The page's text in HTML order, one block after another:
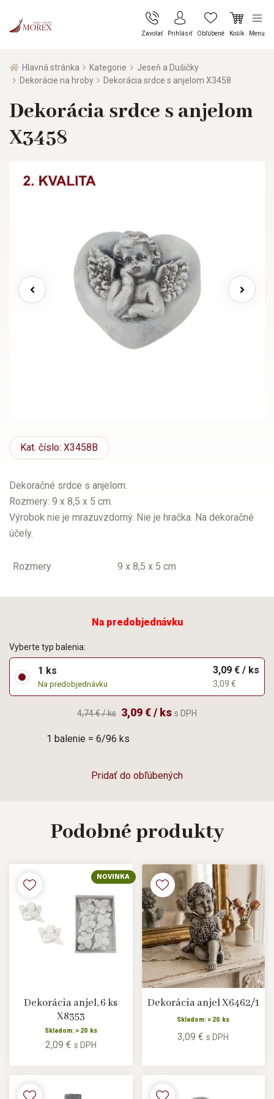
Zavolať Prihlásiť Obľúbené Košík Menu
Hlavná stránka Kategorie
Jeseň a Dušičky
Dekorácie na hroby
Dekorácia srdce s anjelom X3458
Dekorácia srdce s anjelom
X3458
Kat. číslo: X3458B
Dekoračné srdce s anjelom.
Rozmery: 9 x 8,5 x 5 cm.
Výrobok nie je mrazuvzdorný. Nie je hračka. Na dekoračné
účely.
Rozmery 9 x 8,5 x 5 cm
Na predobjednávku
1 balenie = 6/96 ks
Pridať do obľúbených
Vyberte typ balenia:
1 ks
Na predobjednávku
3,09 € / ks
3,09 €
4,74 € / ks 3,09 € / ks s DPH
Podobné produkty
NOVINKA
Dekorácia anjel, 6 ks
X8353
Skladom: > 20 ks
2,09 € s DPH
Dekorácia anjel X6462/1
Skladom: > 20 ks
3,09 €s DPH